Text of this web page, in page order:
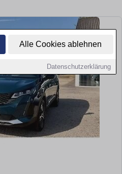
Alle Cookies ablehnen
Datenschutzerklärung